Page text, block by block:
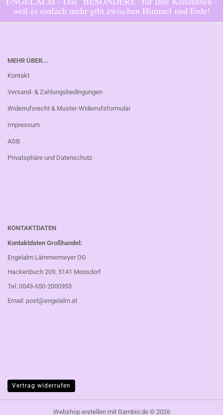
weil es einfach mehr gibt zwischen Himmel und Erde!
MEHR ÜBER...
Kontakt
Versand- & Zahlungsbedingungen
Widerrufsrecht & Muster-Widerrufsformular
Impressum
AGB
Privatsphäre und Datenschutz
KONTAKTDATEN
Kontaktdaten Großhandel:
Engelalm Lämmermeyer OG
Hackenbuch 209, 5141 Moosdorf
Tel: 0043-650-2000953
Email: post@engelalm.at
Vertrag widerrufen
Webshop erstellenmit Gambio.de © 2026